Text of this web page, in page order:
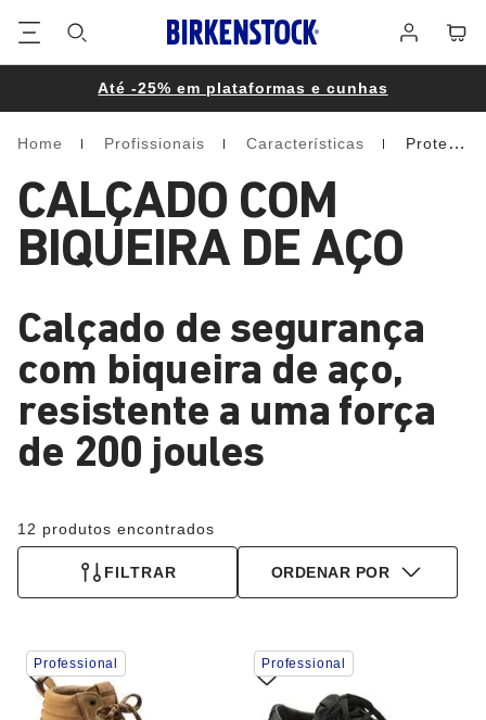
sessão
Até -25% em plataformas e cunhas
Homepage
Home Profissionais Características Proteção dos dedos
CALÇADO COM
BIQUEIRA DE AÇO
Calçado de segurança
com biqueira de aço,
resistente a uma força
de 200 joules
12 produtos encontrados
FILTRAR ORDENAR POR
A
interação
com
Professional
A
interação
com
Professional